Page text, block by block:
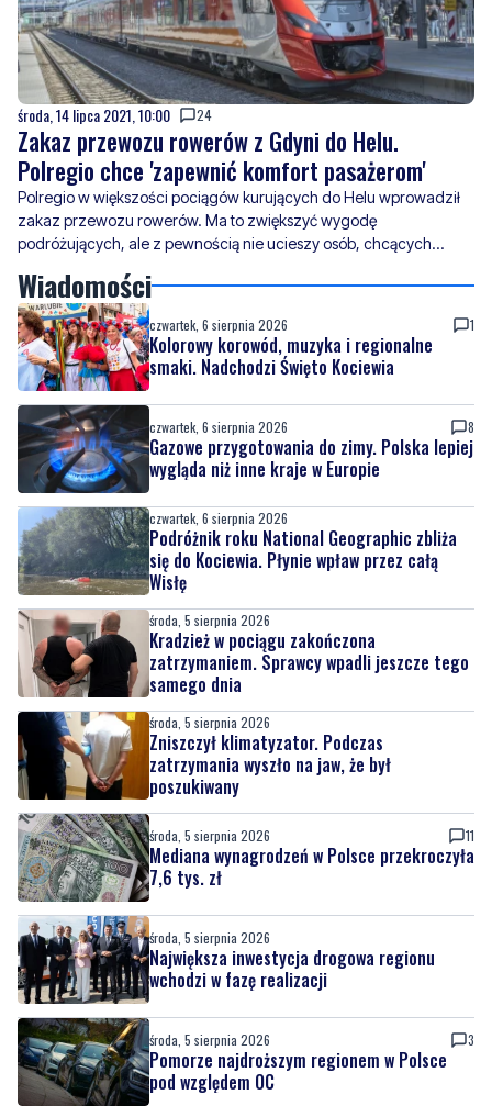
środa, 14 lipca 2021, 10:00 24
Zakaz przewozu rowerów z Gdyni do Helu.
Polregio chce 'zapewnić komfort pasażerom'
Polregio w większości pociągów kurujących do Helu wprowadził
zakaz przewozu rowerów. Ma to zwiększyć wygodę
podróżujących, ale z pewnością nie ucieszy osób, chcących
Wiadomości
czwartek, 6 sierpnia 2026 1
Kolorowy korowód, muzyka i regionalne
smaki. Nadchodzi Święto Kociewia
czwartek, 6 sierpnia 2026 8
Gazowe przygotowania do zimy. Polska lepiej
wygląda niż inne kraje w Europie
czwartek, 6 sierpnia 2026
Podróżnik roku National Geographic zbliża
się do Kociewia. Płynie wpław przez całą
Wisłę
środa, 5 sierpnia 2026
Kradzież w pociągu zakończona
zatrzymaniem. Sprawcy wpadli jeszcze tego
samego dnia
środa, 5 sierpnia 2026
Zniszczył klimatyzator. Podczas
zatrzymania wyszło na jaw, że był
poszukiwany
środa, 5 sierpnia 2026 11
Mediana wynagrodzeń w Polsce przekroczyła
7,6 tys. zł
środa, 5 sierpnia 2026
Największa inwestycja drogowa regionu
wchodzi w fazę realizacji
środa, 5 sierpnia 2026 3
Pomorze najdroższym regionem w Polsce
pod względem OC